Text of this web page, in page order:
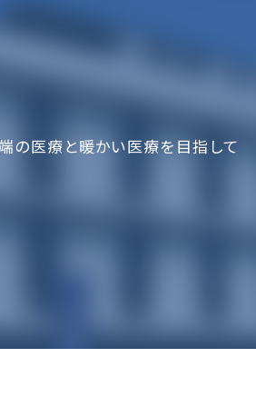
の医療と暖かい医療を目指して